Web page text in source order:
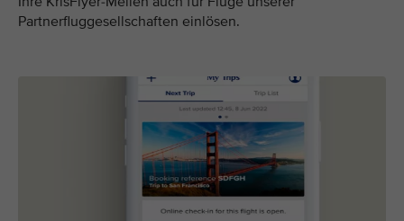
Partnerfluggesellschaften einlösen.